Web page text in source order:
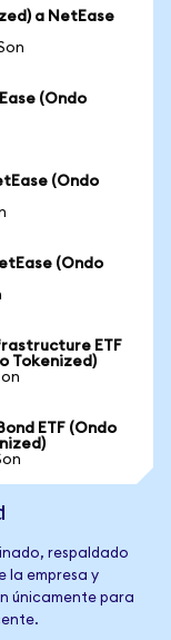
a NetEase
(Ondo
(Ondo
(Ondo
ETF
Tokenized)
ETF (Ondo
respaldado
la empresa y
únicamente para